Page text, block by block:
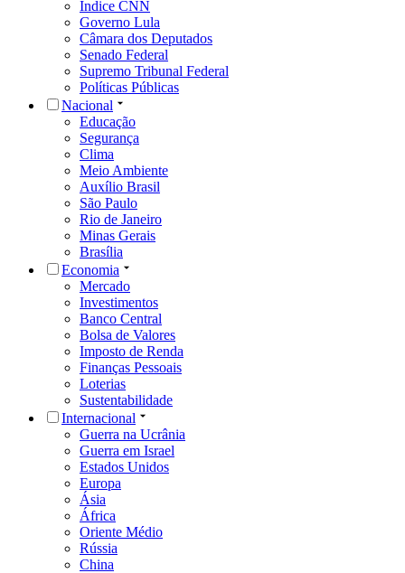
Índice CNN
Governo Lula
Câmara dos Deputados
Senado Federal
Supremo Tribunal Federal
Políticas Públicas
Nacional
Educação
Segurança
Clima
Meio Ambiente
Auxílio Brasil
São Paulo
Rio de Janeiro
Minas Gerais
Brasília
Economia
Mercado
Investimentos
Banco Central
Bolsa de Valores
Imposto de Renda
Finanças Pessoais
Loterias
Sustentabilidade
Internacional
Guerra na Ucrânia
Guerra em Israel
Estados Unidos
Europa
Ásia
África
Oriente Médio
Rússia
China